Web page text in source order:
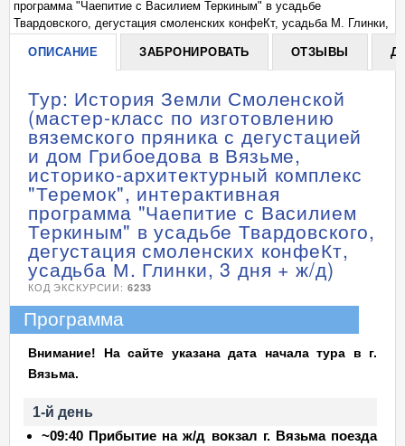
программа "Чаепитие с Василием Теркиным" в усадьбе
Твардовского, дегустация смоленских конфеКт, усадьба М. Глинки,
ОПИСАНИЕ
ЗАБРОНИРОВАТЬ ОТЗЫВЫ
Тур: История Земли Смоленской
(мастер-класс по изготовлению
вяземского пряника с дегустацией
и дом Грибоедова в Вязьме,
историко-архитектурный комплекс
"Теремок", интерактивная
программа "Чаепитие с Василием
Теркиным" в усадьбе Твардовского,
дегустация смоленских конфеКт,
усадьба М. Глинки, 3 дня + ж/д)
КОД ЭКСКУРСИИ: 6233
Программа
Внимание! На сайте указана дата начала тура в г.
Вязьма.
1-й день
~09:40 Прибытие на ж/д вокзал г. Вязьма поезда